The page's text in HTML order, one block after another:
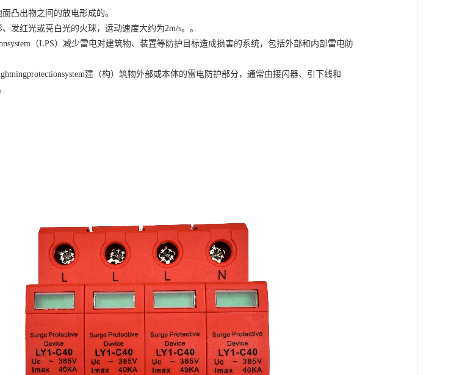
凸出物之间的放电形成的。
发红光或亮白光的火球，运动速度大约为2m/s。。
（LPS）减少雷电对建筑物、装置等防护目标造成损害的系统，包括外部和内部雷电防
建（构）筑物外部或本体的雷电防护部分，通常由接闪器、引下线和